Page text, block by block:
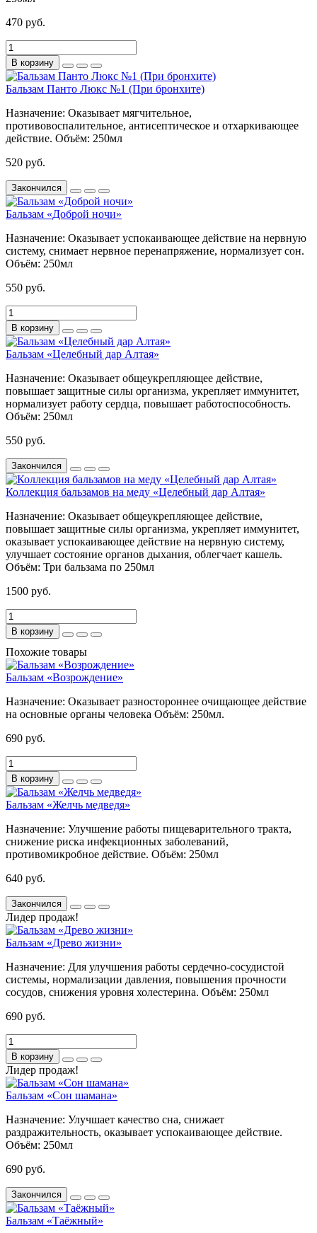
470 руб.
В корзину
Бальзам Панто Люкс №1 (При бронхите)
Назначение: Оказывает мягчительное,
противовоспалительное, антисептическое и отхаркивающее
действие. Объём: 250мл
520 руб.
Закончился
Бальзам «Доброй ночи»
Назначение: Оказывает успокаивающее действие на нервную
систему, снимает нервное перенапряжение, нормализует сон.
Объём: 250мл
550 руб.
В корзину
Бальзам «Целебный дар Алтая»
Назначение: Оказывает общеукрепляющее действие,
повышает защитные силы организма, укрепляет иммунитет,
нормализует работу сердца, повышает работоспособность.
Объём: 250мл
550 руб.
Закончился
Коллекция бальзамов на меду «Целебный дар Алтая»
Назначение: Оказывает общеукрепляющее действие,
повышает защитные силы организма, укрепляет иммунитет,
оказывает успокаивающее действие на нервную систему,
улучшает состояние органов дыхания, облегчает кашель.
Объём: Три бальзама по 250мл
1500 руб.
В корзину
Похожие товары
Бальзам «Возрождение»
Назначение: Оказывает разностороннее очищающее действие
на основные органы человека Объём: 250мл.
690 руб.
В корзину
Бальзам «Желчь медведя»
Назначение: Улучшение работы пищеварительного тракта,
снижение риска инфекционных заболеваний,
противомикробное действие. Объём: 250мл
640 руб.
Закончился
Лидер продаж!
Бальзам «Древо жизни»
Назначение: Для улучшения работы сердечно-сосудистой
системы, нормализации давления, повышения прочности
сосудов, снижения уровня холестерина. Объём: 250мл
690 руб.
В корзину
Лидер продаж!
Бальзам «Сон шамана»
Назначение: Улучшает качество сна, снижает
раздражительность, оказывает успокаивающее действие.
Объём: 250мл
690 руб.
Закончился
Бальзам «Таёжный»